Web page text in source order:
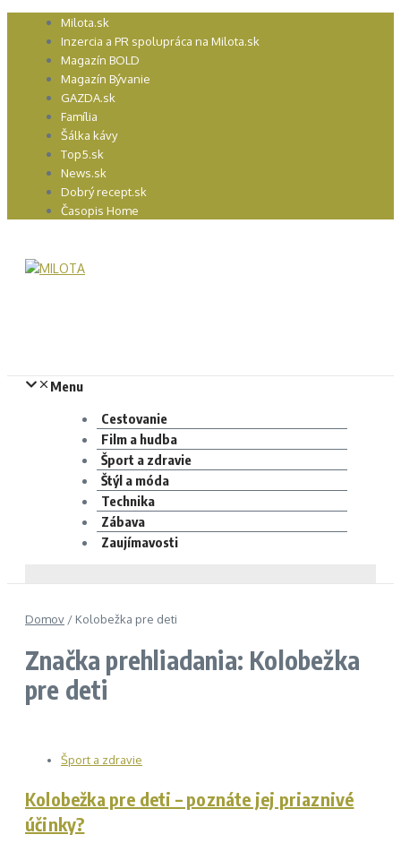
Preskočiť Milota.sk
Inzercia a PR spolupráca na Milota.sk
Magazín BOLD
Magazín Bývanie
GAZDA.sk
Família
Šálka kávy
Top5.sk
News.sk
Dobrý recept.sk
Časopis Home
Menu
Cestovanie
Film a hudba
Šport a zdravie
Štýl a móda
Technika
Zábava
Zaujímavosti
Domov / Kolobežka pre deti
Značka prehliadania: Kolobežka
pre deti
Šport a zdravie
Kolobežka pre deti – poznáte jej priaznivé
účinky?